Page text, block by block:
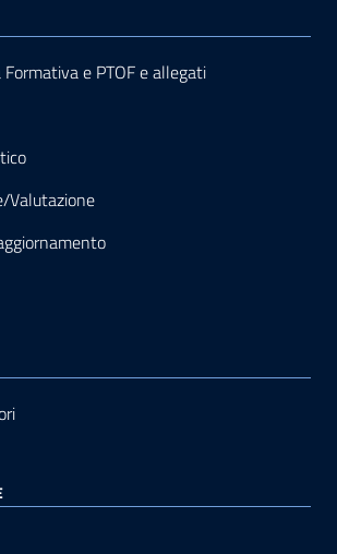
e PTOF e allegati
Valutazione